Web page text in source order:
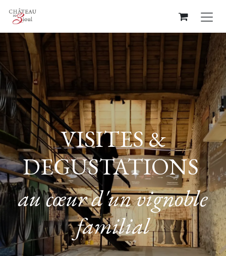
Se rendre au contenu
VISITES &
DEGUSTATIONS
au cœur d'un vignoble
familial